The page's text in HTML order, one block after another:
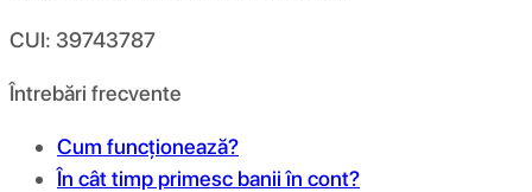
CUI: 39743787
Întrebări frecvente
Cum funcționează?
În cât timp primesc banii în cont?